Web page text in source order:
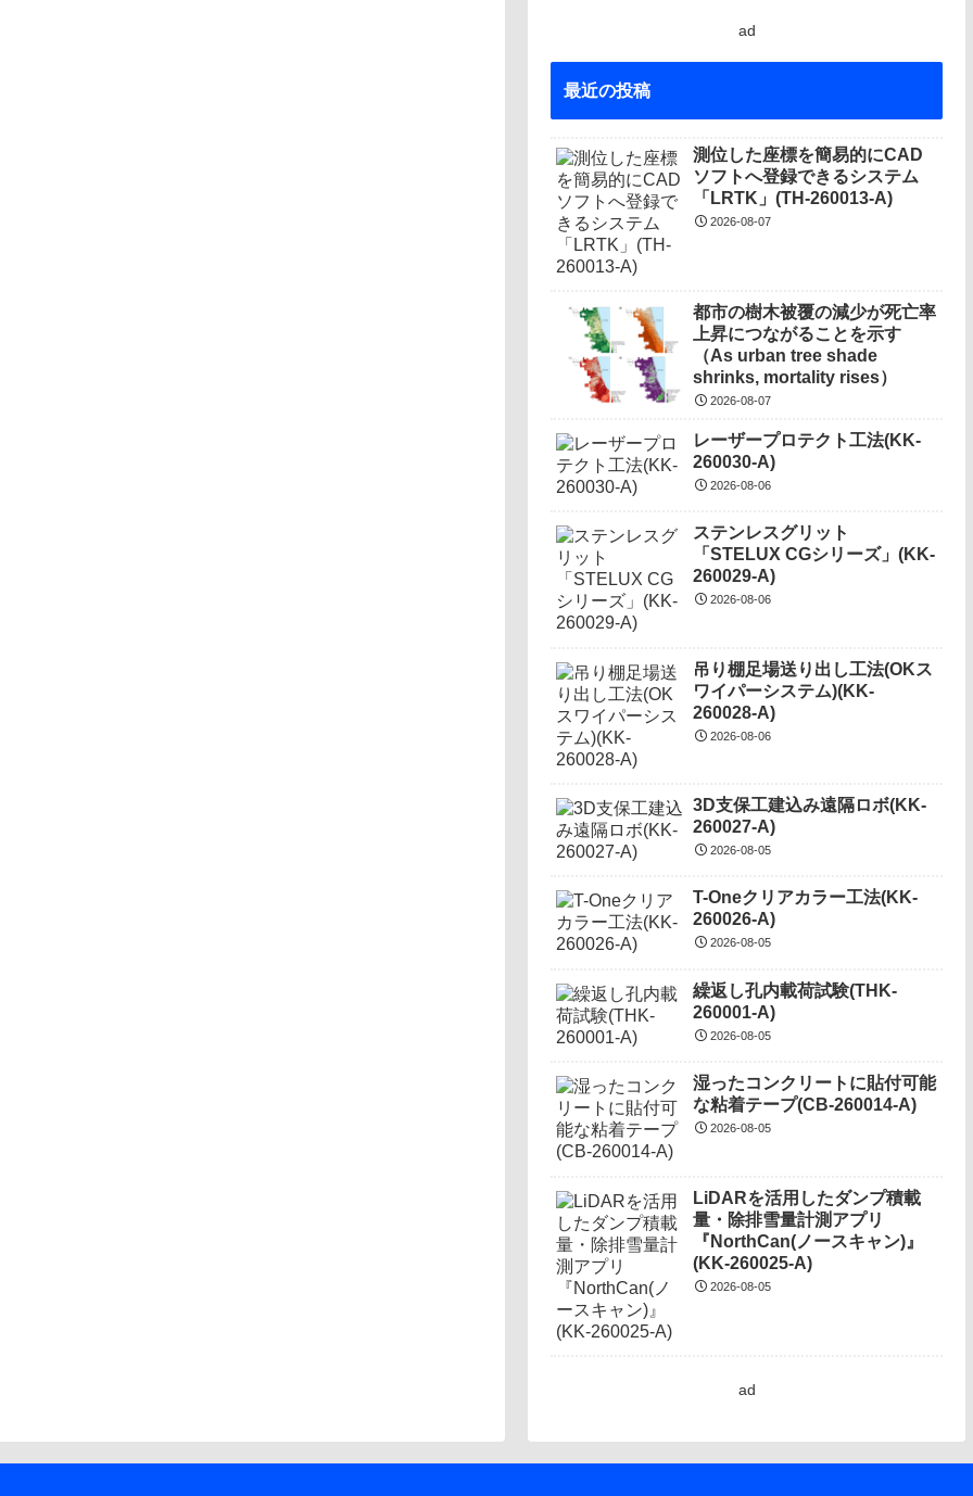
ad
最近の投稿
測位した座標を簡易的にCAD
ソフトへ登録できるシステム
「LRTK」(TH-260013-A)
2026-08-07
都市の樹木被覆の減少が死亡率
上昇につながることを示す
（As urban tree shade
shrinks, mortality rises）
2026-08-07
レーザープロテクト⼯法(KK-
260030-A)
2026-08-06
ステンレスグリット
「STELUX CGシリーズ」(KK-
260029-A)
2026-08-06
吊り棚足場送り出し工法(OKス
ワイパーシステム)(KK-
260028-A)
2026-08-06
3D支保工建込み遠隔ロボ(KK-
260027-A)
2026-08-05
T-Oneクリアカラー工法(KK-
260026-A)
2026-08-05
繰返し孔内載荷試験(THK-
260001-A)
2026-08-05
湿ったコンクリートに貼付可能
な粘着テープ(CB-260014-A)
2026-08-05
LiDARを活用したダンプ積載
量・除排雪量計測アプリ
『NorthCan(ノースキャン)』
(KK-260025-A)
2026-08-05
ad